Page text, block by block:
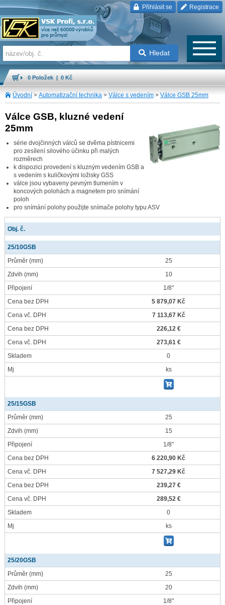
Přihlásit se Registrace
Hledat
0 Položek | 0 Kč
Úvodní > Automatizační technika > Válce s vedením > Válce GSB 25mm
Válce GSB, kluzné vedení
25mm
série dvojčinných válců se dvěma pístnicemi
pro zesílení silového účinku při malých
rozměrech
k dispozici provedení s kluzným vedením GSB a
s vedením s kuličkovými ložisky GSS
válce jsou vybaveny pevným tlumením v
koncových polohách a magnetem pro snímání
poloh
pro snímání polohy použijte snímače polohy typu ASV
Obj. č.
25/10GSB
Průměr (mm)
25
Zdvih (mm)
10
Připojení
1/8"
Cena bez DPH
5 879,07 Kč
Cena vč. DPH
7 113,67 Kč
Cena bez DPH
226,12 €
Cena vč. DPH
273,61 €
Skladem
0
Mj
ks
25/15GSB
Průměr (mm)
25
Zdvih (mm)
15
Připojení
1/8"
Cena bez DPH
6 220,90 Kč
Cena vč. DPH
7 527,29 Kč
Cena bez DPH
239,27 €
Cena vč. DPH
289,52 €
Skladem
0
Mj
ks
25/20GSB
Průměr (mm)
25
Zdvih (mm)
20
Připojení
1/8"